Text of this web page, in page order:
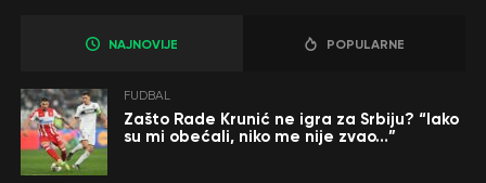
NAJNOVIJE POPULARNE
FUDBAL
Zašto Rade Krunić ne igra za Srbiju? “Iako
su mi obećali, niko me nije zvao…”